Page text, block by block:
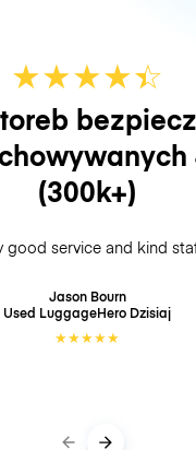
★★★★☆
★
(300k+)
good service and kind
Jason Bourn
Used LuggageHero Dzisiaj
★★★★★